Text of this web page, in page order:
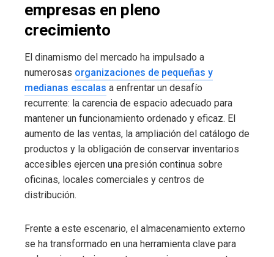
empresas en pleno
crecimiento
El dinamismo del mercado ha impulsado a
numerosas organizaciones de pequeñas y
medianas escalas a enfrentar un desafío
recurrente: la carencia de espacio adecuado para
mantener un funcionamiento ordenado y eficaz. El
aumento de las ventas, la ampliación del catálogo de
productos y la obligación de conservar inventarios
accesibles ejercen una presión continua sobre
oficinas, locales comerciales y centros de
distribución.
Frente a este escenario, el almacenamiento externo
se ha transformado en una herramienta clave para